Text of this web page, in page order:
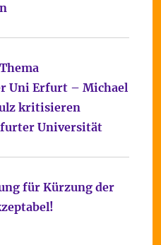
Uni Erfurt – Michael
kritisieren
Universität
für Kürzung der